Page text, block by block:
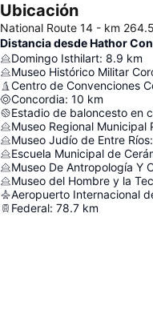
Ubicación
National Route 14 - km
Distancia desde Hathor
Domingo Isthilart: 8.9 km
Museo Histórico Militar
Centro de Convenciones
Concordia: 10 km
Museo Regional Municipal
Museo Judío de Entre Ríos:
Escuela Municipal de
Museo del Hombre y la
Aeropuerto Internacional
Federal: 78.7 km